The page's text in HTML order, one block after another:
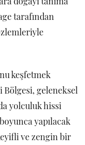
tarafından
keşfetmek
geleneksel
yolculuk hissi
yapılacak
ve zengin bir